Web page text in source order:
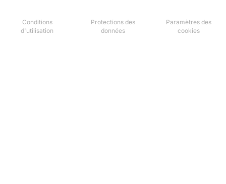
Conditions
d'utilisation
Protections des
données​
Paramètres des
cookies​